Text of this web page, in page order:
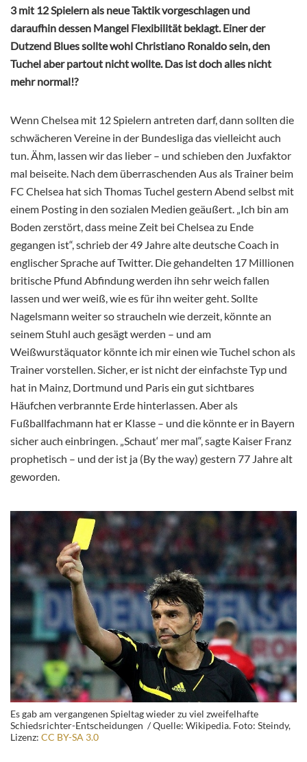
3 mit 12 Spielern als neue Taktik vorgeschlagen und
daraufhin dessen Mangel Flexibilität beklagt. Einer der
Dutzend Blues sollte wohl Christiano Ronaldo sein, den
Tuchel aber partout nicht wollte. Das ist doch alles nicht
mehr normal!?
Wenn Chelsea mit 12 Spielern antreten darf, dann sollten die
schwächeren Vereine in der Bundesliga das vielleicht auch
tun. Ähm, lassen wir das lieber – und schieben den Juxfaktor
mal beiseite. Nach dem überraschenden Aus als Trainer beim
FC Chelsea hat sich Thomas Tuchel gestern Abend selbst mit
einem Posting in den sozialen Medien geäußert. „Ich bin am
Boden zerstört, dass meine Zeit bei Chelsea zu Ende
gegangen ist“, schrieb der 49 Jahre alte deutsche Coach in
englischer Sprache auf Twitter. Die gehandelten 17 Millionen
britische Pfund Abfindung werden ihn sehr weich fallen
lassen und wer weiß, wie es für ihn weiter geht. Sollte
Nagelsmann weiter so straucheln wie derzeit, könnte an
seinem Stuhl auch gesägt werden – und am
Weißwurstäquator könnte ich mir einen wie Tuchel schon als
Trainer vorstellen. Sicher, er ist nicht der einfachste Typ und
hat in Mainz, Dortmund und Paris ein gut sichtbares
Häufchen verbrannte Erde hinterlassen. Aber als
Fußballfachmann hat er Klasse – und die könnte er in Bayern
sicher auch einbringen. „Schaut‘ mer mal“, sagte Kaiser Franz
prophetisch – und der ist ja (By the way) gestern 77 Jahre alt
geworden.
Es gab am vergangenen Spieltag wieder zu viel zweifelhafte
Schiedsrichter-Entscheidungen / Quelle: Wikipedia. Foto: Steindy,
Lizenz: CC BY-SA 3.0